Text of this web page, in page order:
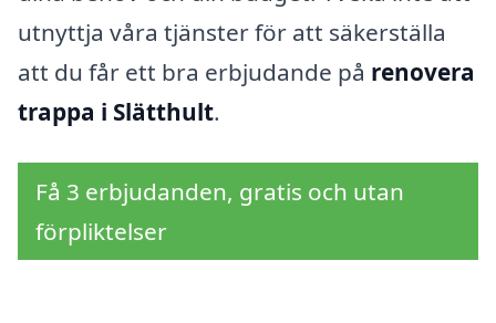
utnyttja våra tjänster för att säkerställa
att du får ett bra erbjudande på renovera
trappa i Slätthult.
Få 3 erbjudanden, gratis och utan
förpliktelser